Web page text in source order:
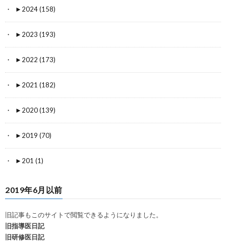
► 2024 (158)
► 2023 (193)
► 2022 (173)
► 2021 (182)
► 2020 (139)
► 2019 (70)
► 201 (1)
2019年6月以前
旧記事もこのサイトで閲覧できるようになりました。
旧指導医日記
旧研修医日記